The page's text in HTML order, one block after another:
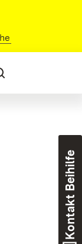
Kontakt Beihilfe